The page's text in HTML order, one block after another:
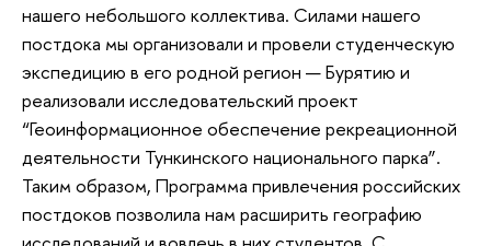
нашего небольшого коллектива. Силами нашего
постдока мы организовали и провели студенческую
экспедицию в его родной регион — Бурятию и
реализовали исследовательский проект
“Геоинформационное обеспечение рекреационной
деятельности Тункинского национального парка”.
Таким образом, Программа привлечения российских
постдоков позволила нам расширить географию